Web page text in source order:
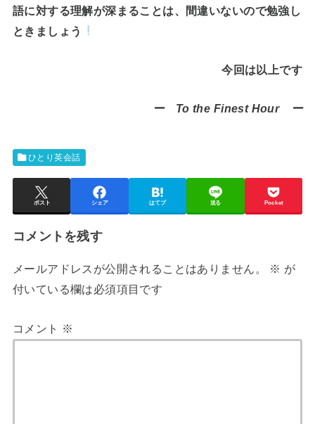
語に対する理解が深まることは、間違いないので勉強し
ときましょう
今回は以上です
ー To the Finest Hour ー
ひとり英会話
ポスト シェア はてブ 送る Pocket
コメントを残す
メールアドレスが公開されることはありません。 ※ が
付いている欄は必須項目です
コメント ※